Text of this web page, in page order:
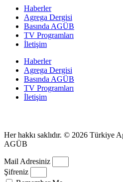
Haberler
Agrega Dergisi
Basında AGÜB
TV Programları
İletişim
Haberler
Agrega Dergisi
Basında AGÜB
TV Programları
İletişim
Her hakkı saklıdır. © 2026 Türkiye
AGÜB
Mail Adresiniz
Şifreniz